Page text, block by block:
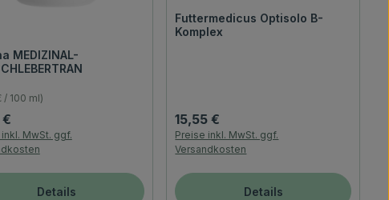
MEDIZINAL-
/ 100 ml)
Preis:
€
MwSt. ggf.
Details
Futtermedicus Optisolo B-
Komplex
Regulärer Preis:
15,55 €
Preise inkl. MwSt. ggf.
Versandkosten
Details